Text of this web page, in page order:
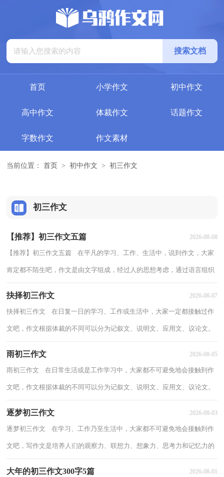
首页 小学作文 初中作文
高中作文 体裁作文 话题作文
字数作文 作文素材
当前位置： 首页 > 初中作文 > 初三作文
初三作文
【推荐】初三作文五篇 2026-08-08
【推荐】初三作文五篇 在平凡的学习、工作、生活中，说到作文，大家
肯定都不陌生吧，作文是由文字组成，经过人的思想考虑，通过语言组织
抉择初三作文 2026-08-07
抉择初三作文 在日复一日的学习、工作或生活中，大家一定都接触过作
文吧，作文根据体裁的不同可以分为记叙文、说明文、应用文、议论文。
雨初三作文 2026-08-05
雨初三作文 在日常生活或是工作学习中，大家都不可避免地会接触到作
文吧，作文根据体裁的不同可以分为记叙文、说明文、应用文、议论文。
逐梦初三作文 2026-08-03
逐梦初三作文 在学习、工作乃至生活中，大家都不可避免地会接触到作
文吧，写作文是培养人们的观察力、联想力、想象力、思考力和记忆力的
大年的初三作文300字5篇 2026-08-01